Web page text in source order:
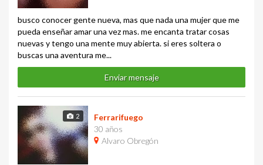
busco conocer gente nueva, mas que nada una mujer que me
pueda enseñar amar una vez mas. me encanta tratar cosas
nuevas y tengo una mente muy abierta. si eres soltera o
buscas una aventura me...
Enviar mensaje
2
Ferrarifuego
30 años
Alvaro Obregón